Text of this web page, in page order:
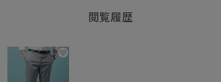
閲覧履歴